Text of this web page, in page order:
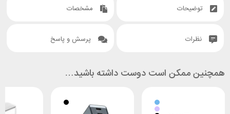
توضیحات مشخصات
نظرات پرسش و پاسخ
همچنین ممکن است دوست داشته باشید…